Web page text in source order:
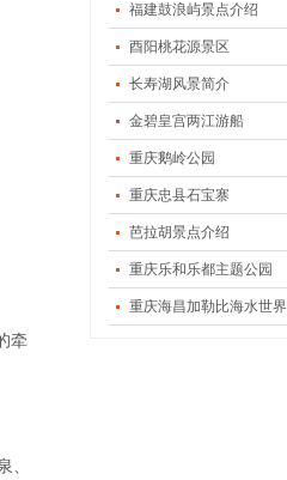
牵
、
福建鼓浪屿景点介绍
酉阳桃花源景区
长寿湖风景简介
金碧皇宫两江游船
重庆鹅岭公园
重庆忠县石宝寨
芭拉胡景点介绍
重庆乐和乐都主题公园
重庆海昌加勒比海水世界